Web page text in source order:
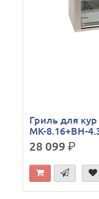
Гриль для
МК-8.16+ВН-
28 099р.